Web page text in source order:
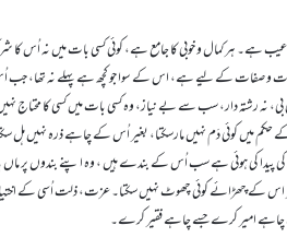
ہر کمال و خوبی کا جامع ہے، کوئی کسی بات میں نہ اُس کا
و صفات کے لیے ہے، اس کے سوا جو کچھ ہے پہلے نہ تھا، جب
بی، نہ رشتہ دار، سب سے بے نیاز، وہ کسی بات میں کسی کا محتاج
کوئی دَم نہیں مارسکتا، بغیر اُس کے چاہے ذرہ نہیں ہل
پیدا کی ہوئی ہے سب اُس کے بندے ہیں ، وہ ا پنے بندوں پر ماں
اس کے چھڑائے کوئی چھوٹ نہیں سکتا۔ عزت، ذلت اُسی کے
امیر کرے جسے چاہے فقیر کرے۔